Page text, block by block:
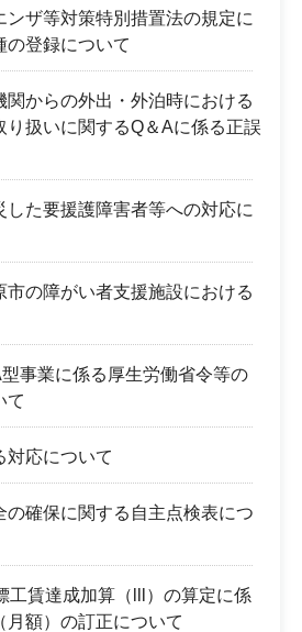
ンザ等対策特別措置法の規定に
の登録について
関からの外出・外泊時における
り扱いに関するQ＆Aに係る正誤
した要援護障害者等への対応に
市の障がい者支援施設における
事業に係る厚生労働省令等の
て
対応について
の確保に関する自主点検表につ
工賃達成加算（lll）の算定に係
月額）の訂正について